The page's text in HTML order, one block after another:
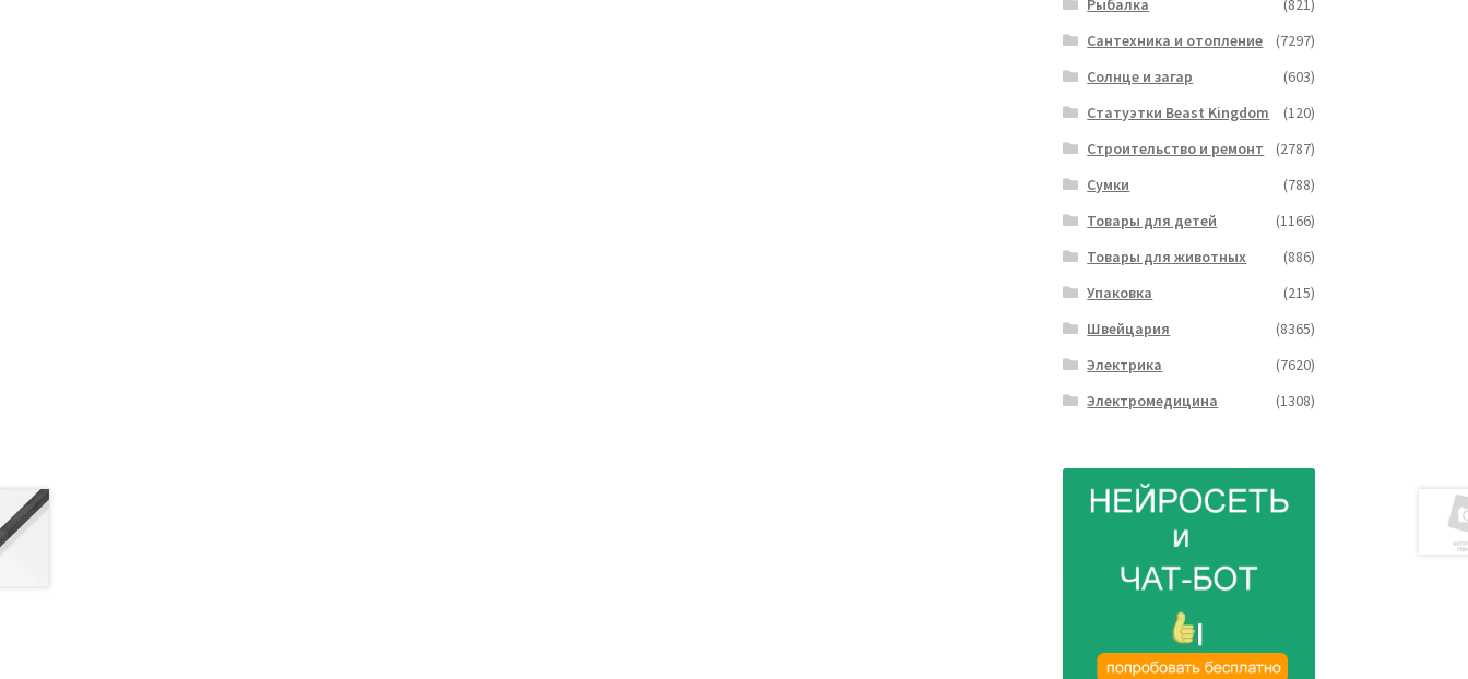
Рыбалка
(821)
Сантехника и отопление
(7297)
Солнце и загар
(603)
Статуэтки Beast Kingdom
(120)
Строительство и ремонт
(2787)
Сумки
(788)
Товары для детей
(1166)
Товары для животных
(886)
Упаковка
(215)
Швейцария
(8365)
Электрика
(7620)
Электромедицина
(1308)